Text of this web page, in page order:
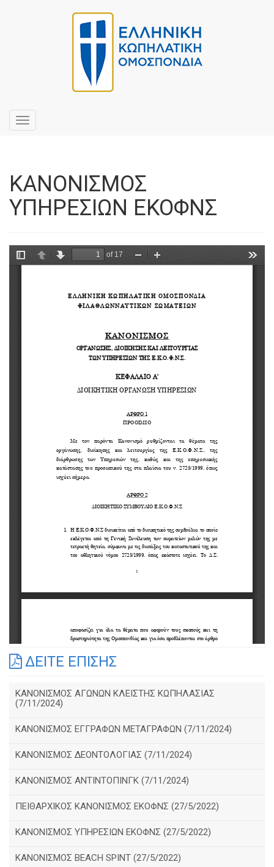
Toggle
navigation
ΚΑΝΟΝΙΣΜΟΣ
ΥΠΗΡΕΣΙΩΝ ΕΚΟΦΝΣ
ΔΕΙΤΕ ΕΠΙΣΗΣ
ΚΑΝΟΝΙΣΜΟΣ ΑΓΩΝΩΝ ΚΛΕΙΣΤΗΣ ΚΩΠΗΛΑΣΙΑΣ
(7/11/2024)
ΚΑΝΟΝΙΣΜΟΣ ΕΓΓΡΑΦΩΝ ΜΕΤΑΓΡΑΦΩΝ (7/11/2024)
ΚΑΝΟΝΙΣΜΟΣ ΔΕΟΝΤΟΛΟΓΙΑΣ (7/11/2024)
ΚΑΝΟΝΙΣΜΟΣ ΑΝΤΙΝΤΟΠΙΝΓΚ (7/11/2024)
ΠΕΙΘΑΡΧΙΚΟΣ ΚΑΝΟΝΙΣΜΟΣ ΕΚΟΦΝΣ (27/5/2022)
ΚΑΝΟΝΙΣΜΟΣ ΥΠΗΡΕΣΙΩΝ ΕΚΟΦΝΣ (27/5/2022)
ΚΑΝΟΝΙΣΜΟΣ BEACH SPINT (27/5/2022)